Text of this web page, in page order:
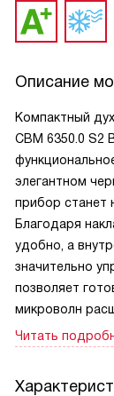
Описание
Компактный
CBM 6350.0 S2
элегантном
прибор станет
Благодаря
удобно, а
значительно
позволяет
микроволн
Читать